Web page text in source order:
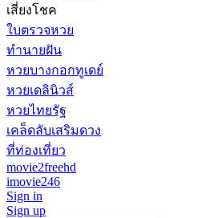
เสี่ยงโชค
ใบตรวจหวย
ทำนายฝัน
หวยบางกอกทูเดย์
หวยเดลินิวส์
หวยไทยรัฐ
เคล็ดลับเสริมดวง
ที่ท่องเที่ยว
movie2freehd
imovie246
Sign in
Sign up